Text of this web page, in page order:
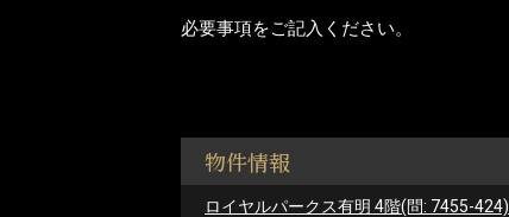
必要事項をご記入ください。
物件情報
ロイヤルパークス有明 4階(問: 7455-424)